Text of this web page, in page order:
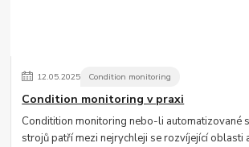
12.05.2025 Condition monitoring
Condition monitoring v praxi
Conditition monitoring nebo-li automatizované
strojů patří mezi nejrychleji se rozvíjející oblasti